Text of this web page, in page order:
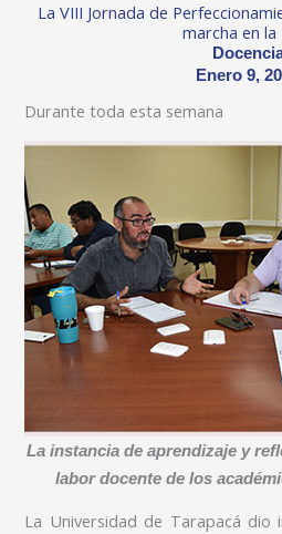
La VIII Jornada de
marcha en la
Enero 9,
Durante toda esta semana
La instancia de aprendizaje y
labor docente de los
La Universidad de Tarapacá dio